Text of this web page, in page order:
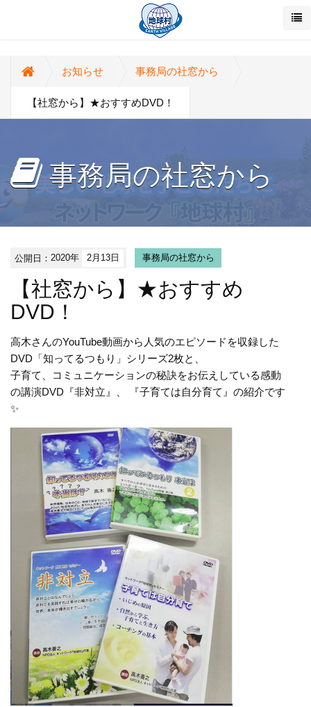
お知らせ 事務局の社窓から
【社窓から】★おすすめDVD！
事務局の社窓から
公開日：2020年 2月13日 事務局の社窓から
【社窓から】★おすすめ
DVD！
高木さんのYouTube動画から 人気のエピソードを収録した
DVD 「知ってるつもり」シリーズ2枚と、
子育て、コミュニケーションの秘訣をお伝えしている感動
の講演DVD 『非対立』、 『子育ては自分育て』の紹介です
✨